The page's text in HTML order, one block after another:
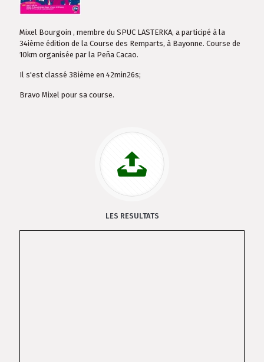
Mixel Bourgoin , membre du SPUC LASTERKA, a participé à la
34ième édition de la Course des Remparts, à Bayonne. Course de
10km organisée par la Peña Cacao.
Il s'est classé 38ième en 42min26s;
Bravo Mixel pour sa course.
LES RESULTATS